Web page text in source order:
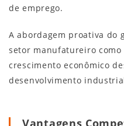
de emprego.
A abordagem proativa do
setor manufatureiro
crescimento econômico
desenvolvimento
Vantagens